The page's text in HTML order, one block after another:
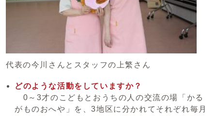
代表の今川さんとスタッフの上繁さん
どのような活動をしていますか？
0～3才のこどもとおうちの人の交流の場「かる
がものおへや」を、3地区に分かれてそれぞれ毎月